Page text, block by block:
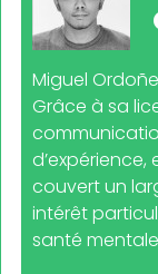
Miguel
Grâce à sa
d’expérience,
couvert un
intérêt
santé